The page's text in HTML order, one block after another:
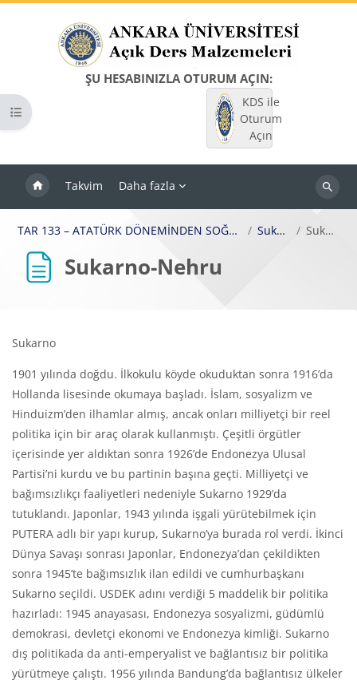
ŞU HESABINIZLA OTURUM AÇIN:
KDS ile
Oturum
Açın
Takvim Daha fazla
Dersleri
Kurs dizinini aç
TAR 133 – ATATÜRK DÖNEMİNDEN SOĞUK SAVAŞA TÜRK VE DÜNYA LİDERLERİ (1923-1990) Sukarno-Nehru Sukarno-Nehru
Sukarno-Nehru
Bloklar
Sukarno
1901 yılında doğdu. İlkokulu köyde okuduktan sonra 1916’da
Hollanda lisesinde okumaya başladı. İslam, sosyalizm ve
Hinduizm’den ilhamlar almış, ancak onları milliyetçi bir reel
politika için bir araç olarak kullanmıştı. Çeşitli örgütler
içerisinde yer aldıktan sonra 1926’de Endonezya Ulusal
Partisi’ni kurdu ve bu partinin başına geçti. Milliyetçi ve
bağımsızlıkçı faaliyetleri nedeniyle Sukarno 1929’da
tutuklandı. Japonlar, 1943 yılında işgali yürütebilmek için
PUTERA adlı bir yapı kurup, Sukarno’ya burada rol verdi. İkinci
Dünya Savaşı sonrası Japonlar, Endonezya’dan çekildikten
sonra 1945’te bağımsızlık ilan edildi ve cumhurbaşkanı
Sukarno seçildi. USDEK adını verdiği 5 maddelik bir politika
hazırladı: 1945 anayasası, Endonezya sosyalizmi, güdümlü
demokrasi, devletçi ekonomi ve Endonezya kimliği. Sukarno
dış politikada da anti-emperyalist ve bağlantısız bir politika
yürütmeye çalıştı. 1956 yılında Bandung’da bağlantısız ülkeler